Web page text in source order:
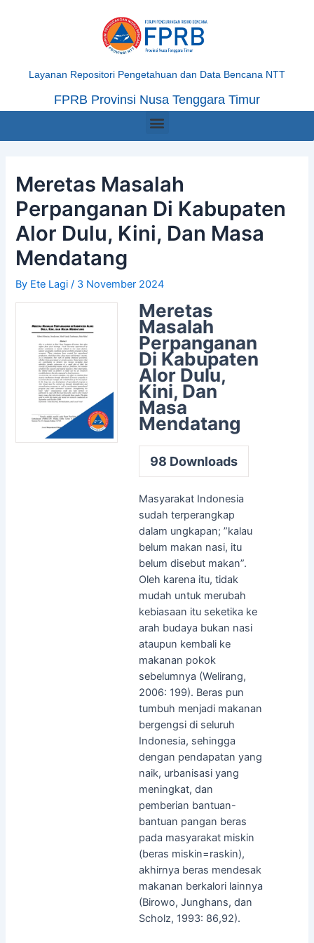
Layanan Repositori Pengetahuan dan Data Bencana NTT
FPRB Provinsi Nusa Tenggara Timur
Menu
Meretas Masalah
Perpanganan Di Kabupaten
Alor Dulu, Kini, Dan Masa
Mendatang
By Ete Lagi/ 3 November 2024
Meretas
Masalah
Perpanganan
Di Kabupaten
Alor Dulu,
Kini, Dan
Masa
Mendatang
98 Downloads
Masyarakat Indonesia
sudah terperangkap
dalam ungkapan; ”kalau
belum makan nasi, itu
belum disebut makan”.
Oleh karena itu, tidak
mudah untuk merubah
kebiasaan itu seketika ke
arah budaya bukan nasi
ataupun kembali ke
makanan pokok
sebelumnya (Welirang,
2006: 199). Beras pun
tumbuh menjadi makanan
bergengsi di seluruh
Indonesia, sehingga
dengan pendapatan yang
naik, urbanisasi yang
meningkat, dan
pemberian bantuan-
bantuan pangan beras
pada masyarakat miskin
(beras miskin=raskin),
akhirnya beras mendesak
makanan berkalori lainnya
(Birowo, Junghans, dan
Scholz, 1993: 86,92).